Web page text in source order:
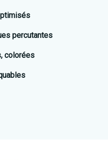
percutantes
colorées